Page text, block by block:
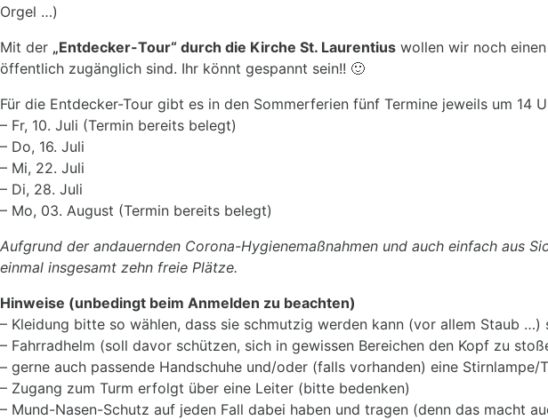
Orgel …)
Mit der „Entdecker-Tour“ durch die Kirche St. Laurentius wollen wir noch
öffentlich zugänglich sind. Ihr könnt gespannt sein!! 🙂
Für die Entdecker-Tour gibt es in den Sommerferien fünf Termine jeweils um 14
– Fr, 10. Juli (Termin bereits belegt)
– Do, 16. Juli
– Mi, 22. Juli
– Di, 28. Juli
– Mo, 03. August (Termin bereits belegt)
Aufgrund der andauernden Corona-Hygienemaßnahmen und auch einfach aus
einmal insgesamt zehn freie Plätze.
Hinweise (unbedingt beim Anmelden zu beachten)
– Kleidung bitte so wählen, dass sie schmutzig werden kann (vor allem Staub …)
– Fahrradhelm (soll davor schützen, sich in gewissen Bereichen den Kopf zu
– gerne auch passende Handschuhe und/oder (falls vorhanden) eine Stirnlampe/
– Zugang zum Turm erfolgt über eine Leiter (bitte bedenken)
– Mund-Nasen-Schutz auf jeden Fall dabei haben und tragen (denn das macht